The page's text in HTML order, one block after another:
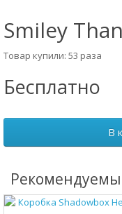
Smiley
Товар купили: 53 раза
Бесплатно
В